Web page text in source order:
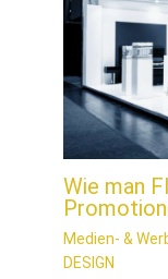
Wie man
Medien- &
DESIGN